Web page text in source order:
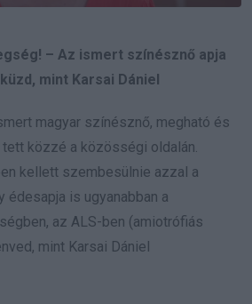
– Az ismert színésznő apja
mint Karsai Dániel
magyar színésznő, megható és
közzé a közösségi oldalán.
kellett szembesülnie azzal a
édesapja is ugyanabban a
az ALS-ben (amiotrófiás
mint Karsai Dániel